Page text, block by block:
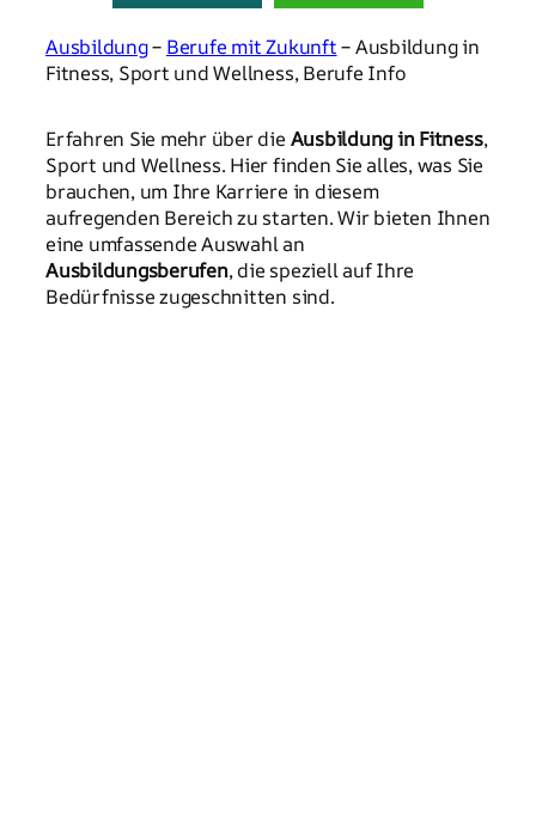
Ausbildung– Berufe mit Zukunft– Ausbildung in
Fitness, Sport und Wellness, Berufe Info
Erfahren Sie mehr über die Ausbildung in Fitness,
Sport und Wellness. Hier finden Sie alles, was Sie
brauchen, um Ihre Karriere in diesem
aufregenden Bereich zu starten. Wir bieten Ihnen
eine umfassende Auswahl an
Ausbildungsberufen, die speziell auf Ihre
Bedürfnisse zugeschnitten sind.